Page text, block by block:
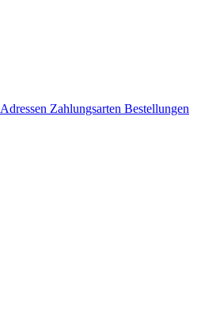
Adressen Zahlungsarten Bestellungen